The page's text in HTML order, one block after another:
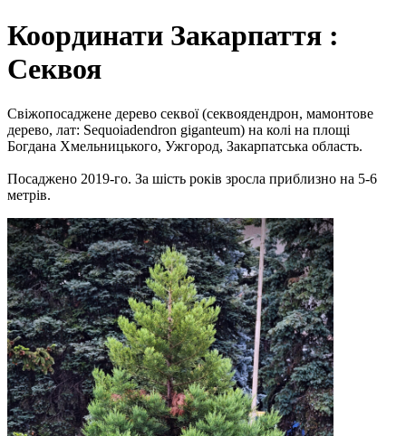
Координати Закарпаття :
Секвоя
Свіжопосаджене дерево секвої (секвоядендрон, мамонтове
дерево, лат: Sequoiadendron giganteum) на колі на площі
Богдана Хмельницького, Ужгород, Закарпатська область.
Посаджено 2019-го. За шість років зросла приблизно на 5-6
метрів.